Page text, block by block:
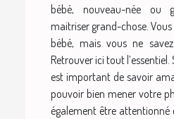
bébé, nouveau-née ou
maitriser grand-chose.
bébé, mais vous ne
Retrouver ici tout
est important de savoir
pouvoir bien mener votre
également être